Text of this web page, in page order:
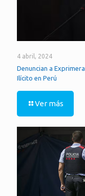
4 abril, 2024
Denuncian a
Ilícito en Perú
Ver más